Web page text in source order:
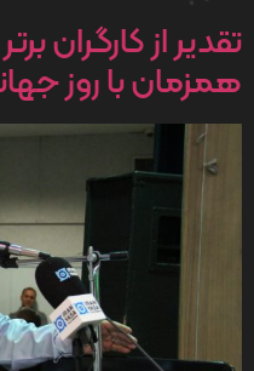
تقدیر از کارگران
همزمان با روز